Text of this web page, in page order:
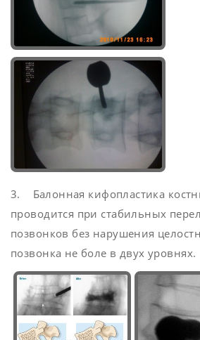
3. Балонная кифопластика
проводится при стабильных
позвонков без нарушения
позвонка не боле в двух уровнях.